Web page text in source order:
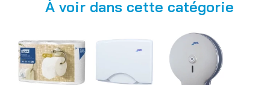
Nos rouleaux de papier toilette sont parfaits pour les
Fabriqués à partir de
matières premières sélectionnées, ces rouleaux offrent
douceur et résistance pour un essuyage efficace. Ils sont
disponibles dans des formats variés pour s'adapter à
différents types de dévidoirs. Optez pour notre papier
toilette rouleau pour une solution pratique et économique.
À voir dans cette catégorie